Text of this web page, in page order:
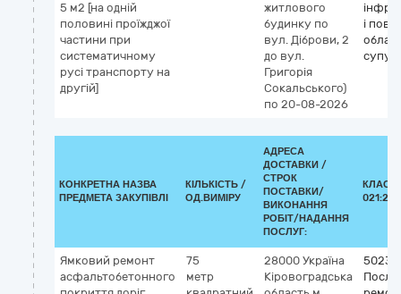
5 м2 [на однiй
половинi проїжджої
частини при
систематичному
русi транспорту на
другiй]
житлового
будинку по
вул. Діброви, 2
до вул.
Григорія
Сокальського)
по 20-08-2026
і
КОНКРЕТНА НАЗВА
ПРЕДМЕТА ЗАКУПІВЛІ
КІЛЬКІСТЬ /
ОД.ВИМІРУ
АДРЕСА
ДОСТАВКИ /
СТРОК
ПОСТАВКИ/
ВИКОНАННЯ
РОБІТ/НАДАННЯ
ПОСЛУГ:
Ямковий ремонт
асфальтобетонного
75
метр
28000 Україна
Кіровоградська